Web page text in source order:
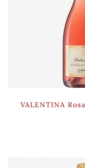
VALENTINA